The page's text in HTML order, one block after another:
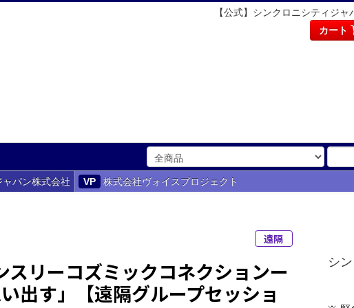
【公式】シンクロニシティジ
カート
パン株式会社 VP 株式会社ヴォイスプロジェクト
遠隔
スリーコズミックコネクションー
出す」【遠隔グループセッショ
シ